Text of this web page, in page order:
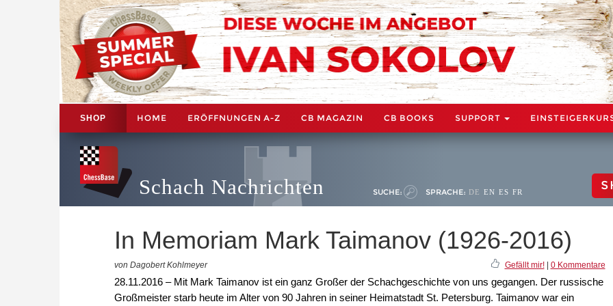
SHOP HOME ERÖFFNUNGEN A-Z CB MAGAZIN CB BOOKS SUPPORT
Schach Nachrichten SUCHE: SPRACHE: DE EN ES FR
In Memoriam Mark Taimanov (1926-2016)
von Dagobert Kohlmeyer Gefällt mir!| 0 Kommentare
28.11.2016 – Mit Mark Taimanov ist ein ganz Großer der Schachgeschichte von uns gegangen. Der russische
Großmeister starb heute im Alter von 90 Jahren in seiner Heimatstadt St. Petersburg. Taimanov war ein